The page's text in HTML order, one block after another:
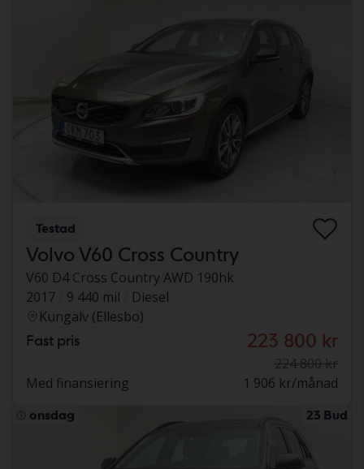
Testad
Volvo V60 Cross Country
V60 D4 Cross Country AWD 190hk
2017
9 440 mil
Diesel
Kungälv (Ellesbo)
Fast pris 223 800 kr
224 800 kr
Med finansiering
1 906 kr/månad
onsdag 23 Bud